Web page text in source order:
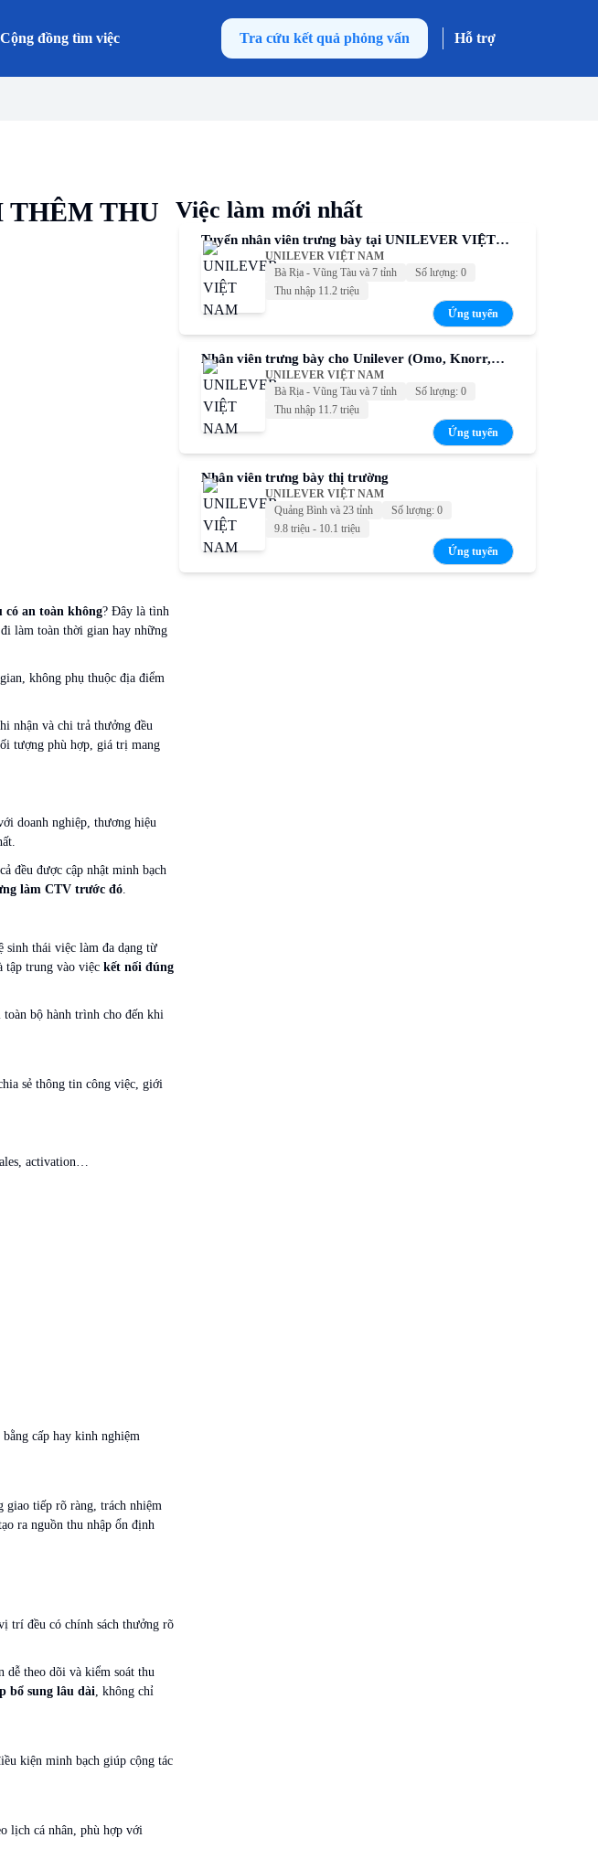
đồng tìm việc Tra cứu kết quả phỏng vấn Hỗ trợ
THÊM THU
có an toàn không? Đây là tình
làm toàn thời gian hay những
không phụ thuộc địa điểm
nhận và chi trả thưởng đều
tượng phù hợp, giá trị mang
doanh nghiệp, thương hiệu
đều được cập nhật minh bạch
làm CTV trước đó.
sinh thái việc làm đa dạng từ
tập trung vào việc kết nối đúng
bộ hành trình cho đến khi
sẻ thông tin công việc, giới
activation…
cấp hay kinh nghiệm
giao tiếp rõ ràng, trách nhiệm
ra nguồn thu nhập ổn định
trí đều có chính sách thưởng rõ
dễ theo dõi và kiểm soát thu
bổ sung lâu dài, không chỉ
kiện minh bạch giúp cộng tác
lịch cá nhân, phù hợp với
Việc làm mới nhất
Tuyển nhân viên trưng bày tại UNILEVER VIỆT
NAM – Thu nhập cạnh tranh
UNILEVER VIỆT NAM
Bà Rịa - Vũng Tàu và 7 tỉnh
Số lượng: 0
Thu nhập 11.2 triệu
Ứng tuyển
Nhân viên trưng bày cho Unilever (Omo, Knorr,
Comfort, Sunsilk, P/S,...)
UNILEVER VIỆT NAM
Bà Rịa - Vũng Tàu và 7 tỉnh
Số lượng: 0
Thu nhập 11.7 triệu
Ứng tuyển
Nhân viên trưng bày thị trường
UNILEVER VIỆT NAM
Quảng Bình và 23 tỉnh
Số lượng: 0
9.8 triệu - 10.1 triệu
Ứng tuyển